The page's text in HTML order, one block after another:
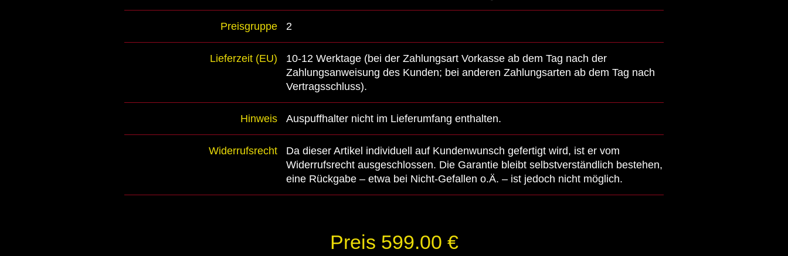
Preisgruppe 2
Lieferzeit (EU)
10-12 Werktage (bei der Zahlungsart Vorkasse ab dem Tag nach der
Zahlungsanweisung des Kunden; bei anderen Zahlungsarten ab dem Tag nach
Vertragsschluss).
Hinweis Auspuffhalter nicht im Lieferumfang enthalten.
Widerrufsrecht
Da dieser Artikel individuell auf Kundenwunsch gefertigt wird, ist er vom
Widerrufsrecht ausgeschlossen. Die Garantie bleibt selbstverständlich bestehen,
eine Rückgabe – etwa bei Nicht-Gefallen o.Ä. – ist jedoch nicht möglich.
Preis 599.00 €